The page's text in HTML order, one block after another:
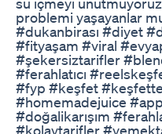
problemi yaşayanlar
#dukanbirası #diyet
#fityaşam #viral
#şekersiztarifler
#ferahlatıcı
#fyp #keşfet
#homemadejuice
#doğalikarışım
#kolaytarifler